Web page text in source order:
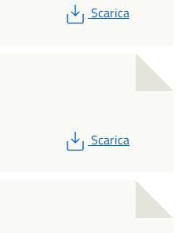
PDF
Scarica
PDF
Scarica